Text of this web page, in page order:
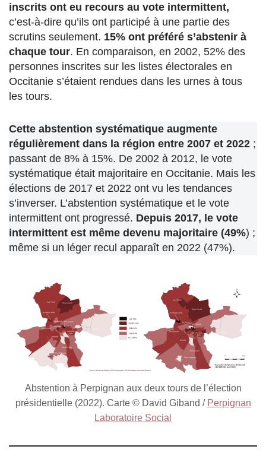
inscrits ont eu recours au vote intermittent,
c’est-à-dire qu’ils ont participé à une partie des
scrutins seulement. 15% ont préféré s’abstenir à
chaque tour. En comparaison, en 2002, 52% des
personnes inscrites sur les listes électorales en
Occitanie s’étaient rendues dans les urnes à tous
les tours.
Cette abstention systématique augmente
régulièrement dans la région entre 2007 et 2022 ;
passant de 8% à 15%. De 2002 à 2012, le vote
systématique était majoritaire en Occitanie. Mais les
élections de 2017 et 2022 ont vu les tendances
s’inverser. L’abstention systématique et le vote
intermittent ont progressé. Depuis 2017, le vote
intermittent est même devenu majoritaire (49%) ;
même si un léger recul apparaît en 2022 (47%).
Abstention à Perpignan aux deux tours de l’élection
présidentielle (2022). Carte © David Giband / Perpignan
Laboratoire Social